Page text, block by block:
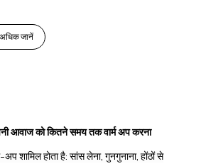
जानें
आवाज को कितने समय तक वार्म अप करना
शामिल होता है: सांस लेना, गुनगुनाना, होंठों से